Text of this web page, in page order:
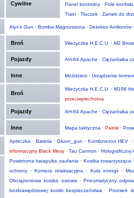
Cywilne
Panel kontrolny · Pole
Train · Tłuczek · Zamek do
Alyx's Gun · Bomba Magnussona · Detektor Antlionów
Broń Wieżyczka H.E.C.U. · M2
Pojazdy AH-64 Apache · Ciężarówka
Inne Moździerz · Urządzenie
Broń
Wieżyczka H.E.C.U. · M198
przeciwpiechotna
Pojazdy AH-64 Apache · Ciężarówka
Inne Mapa taktyczna · Palnik ·
Apteczka · Bateria · Gluon_gun · Kombinezon HEV ·
informacyjny Black Mesy · Tau Cannon · Holograficzny
Powietrzna katapulta zaufania · Kostka towarzysząca
ochrony ·Komora relaksacyjna · Kula energii ·
Obciążeniowa kostka osiowa · Pneumatyczny
bezkrawędziowej kostki bezpieczeństwa
·Promień